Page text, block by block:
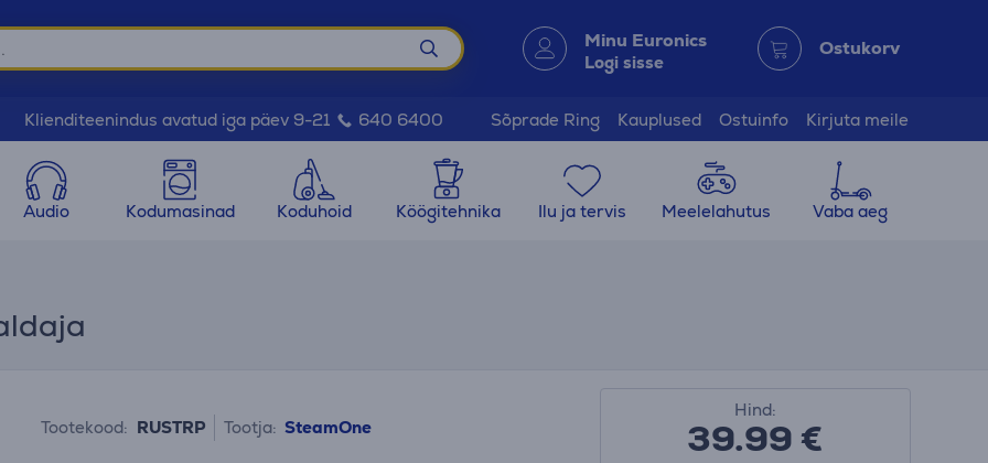
Minu Euronics
Logi sisse
Ostukorv
Klienditeenindus avatud iga päev 9-21 640 6400 Sõprade Ring Kauplused Ostuinfo Kirjuta meile
Audio Kodumasinad Koduhoid Köögitehnika Ilu ja tervis Meelelahutus Vaba aeg
Tootekood: RUSTRP Tootja: SteamOne
Hind:
39.99€